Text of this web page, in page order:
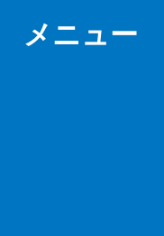
メニュー